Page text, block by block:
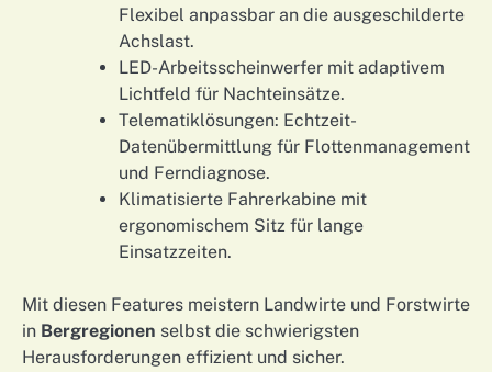
Flexibel anpassbar an die ausgeschilderte
Achslast.
LED-Arbeitsscheinwerfer mit adaptivem
Lichtfeld für Nachteinsätze.
Telematiklösungen: Echtzeit-
Datenübermittlung für Flottenmanagement
und Ferndiagnose.
Klimatisierte Fahrerkabine mit
ergonomischem Sitz für lange
Einsatzzeiten.
Mit diesen Features meistern Landwirte und Forstwirte
in Bergregionen selbst die schwierigsten
Herausforderungen effizient und sicher.